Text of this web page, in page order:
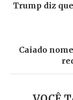
Trump diz
Caiado